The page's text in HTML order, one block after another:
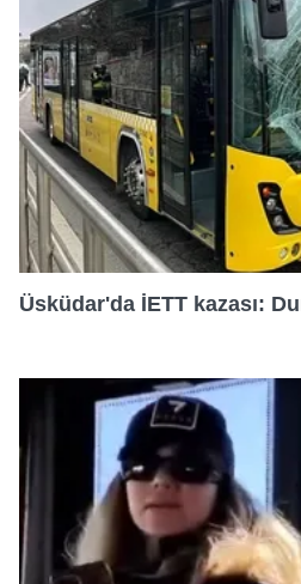
Üsküdar'da İETT kazası: